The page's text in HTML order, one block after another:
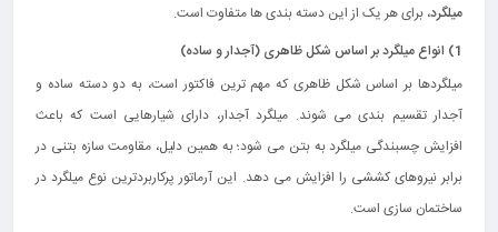
میلگرد، برای هر یک از این دسته بندی ها متفاوت است.
1) انواع میلگرد بر اساس شکل ظاهری (آجدار و ساده)
میلگردها بر اساس شکل ظاهری که مهم ترین فاکتور است، به دو دسته ساده و
آجدار تقسیم بندی می شوند. میلگرد آجدار، دارای شیارهایی است که باعث
افزایش چسبندگی میلگرد به بتن می‌ شود؛ به همین دلیل، مقاومت سازه بتنی در
برابر نیروهای کششی را افزایش می دهد. این آرماتور پرکاربردترین نوع میلگرد در
ساختمان‌ سازی است.